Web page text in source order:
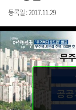
등록일 : 2017.11.29